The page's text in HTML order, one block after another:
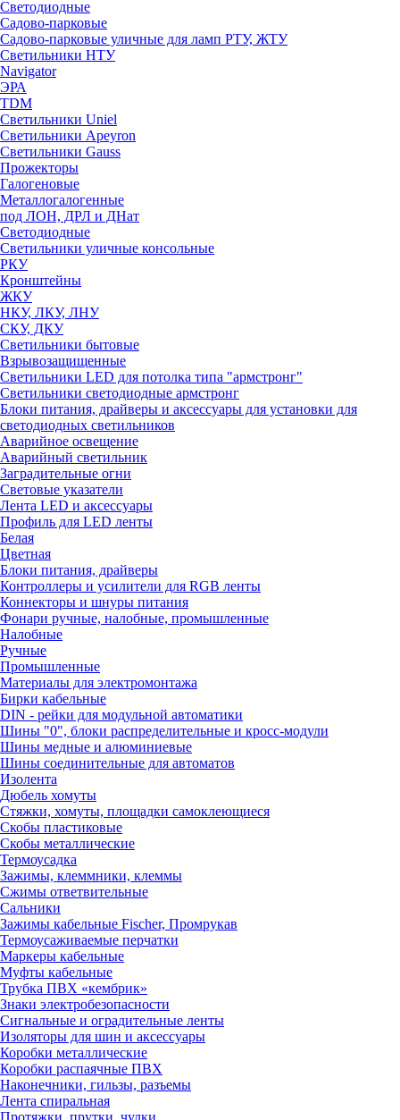
Светодиодные
Садово-парковые
Садово-парковые уличные для ламп РТУ, ЖТУ
Светильники НТУ
Navigator
ЭРА
TDM
Светильники Uniel
Светильники Apeyron
Светильники Gauss
Прожекторы
Галогеновые
Металлогалогенные
под ЛОН, ДРЛ и ДНат
Светодиодные
Светильники уличные консольные
РКУ
Кронштейны
ЖКУ
НКУ, ЛКУ, ЛНУ
СКУ, ДКУ
Светильники бытовые
Взрывозащищенные
Светильники LED для потолка типа "армстронг"
Светильники светодиодные армстронг
Блоки питания, драйверы и аксессуары для установки для
светодиодных светильников
Аварийное освещение
Аварийный светильник
Заградительные огни
Световые указатели
Лента LED и аксессуары
Профиль для LED ленты
Белая
Цветная
Блоки питания, драйверы
Контроллеры и усилители для RGB ленты
Коннекторы и шнуры питания
Фонари ручные, налобные, промышленные
Налобные
Ручные
Промышленные
Материалы для электромонтажа
Бирки кабельные
DIN - рейки для модульной автоматики
Шины "0", блоки распределительные и кросс-модули
Шины медные и алюминиевые
Шины соединительные для автоматов
Изолента
Дюбель хомуты
Стяжки, хомуты, площадки самоклеющиеся
Скобы пластиковые
Скобы металлические
Термоусадка
Зажимы, клеммники, клеммы
Сжимы ответвительные
Сальники
Зажимы кабельные Fischer, Промрукав
Термоусаживаемые перчатки
Маркеры кабельные
Муфты кабельные
Трубка ПВХ «кембрик»
Знаки электробезопасности
Сигнальные и оградительные ленты
Изоляторы для шин и аксессуары
Коробки металлические
Коробки распаячные ПВХ
Наконечники, гильзы, разъемы
Лента спиральная
Протяжки, прутки, чулки